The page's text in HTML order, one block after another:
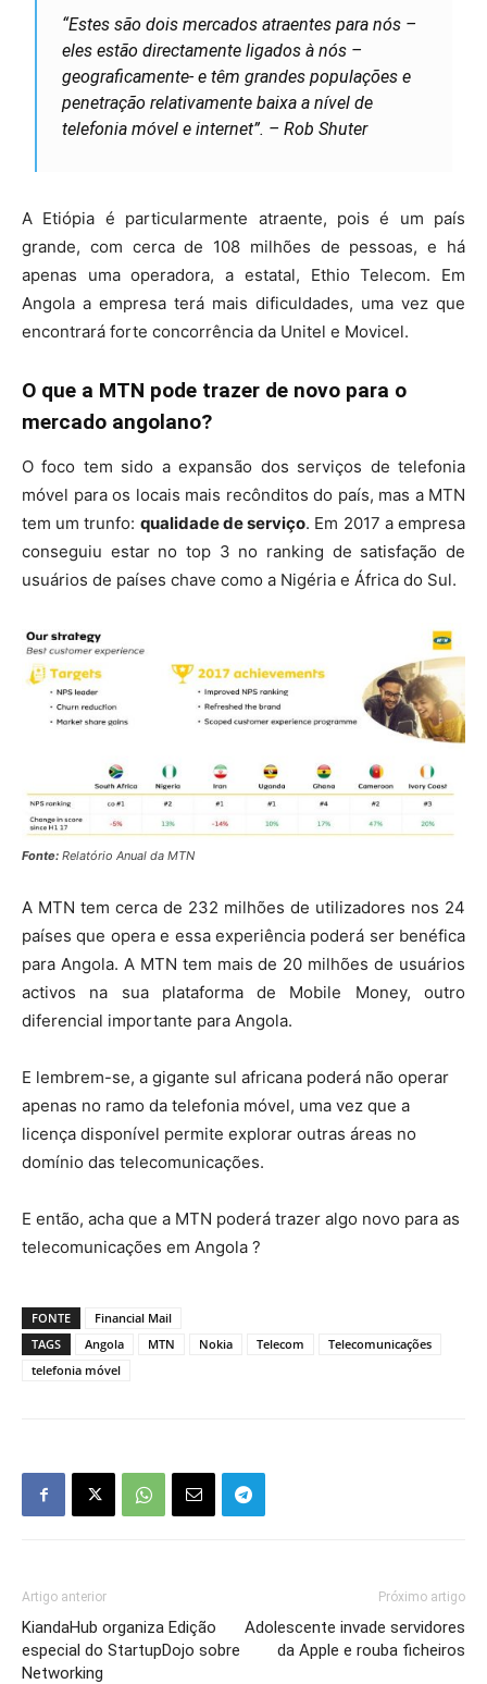
“Estes são dois mercados atraentes para nós –
eles estão directamente ligados à nós –
geograficamente- e têm grandes populações e
penetração relativamente baixa a nível de
telefonia móvel e internet”. – Rob Shuter
A Etiópia é particularmente atraente, pois é um país
grande, com cerca de 108 milhões de pessoas, e há
apenas uma operadora, a estatal, Ethio Telecom. Em
Angola a empresa terá mais dificuldades, uma vez que
encontrará forte concorrência da Unitel e Movicel.
O que a MTN pode trazer de novo para o
mercado angolano?
O foco tem sido a expansão dos serviços de telefonia
móvel para os locais mais recônditos do país, mas a MTN
tem um trunfo: qualidade de serviço. Em 2017 a empresa
conseguiu estar no top 3 no ranking de satisfação de
usuários de países chave como a Nigéria e África do Sul.
Fonte: Relatório Anual da MTN
A MTN tem cerca de 232 milhões de utilizadores nos 24
países que opera e essa experiência poderá ser benéfica
para Angola. A MTN tem mais de 20 milhões de usuários
activos na sua plataforma de Mobile Money, outro
diferencial importante para Angola.
E lembrem-se, a gigante sul africana poderá não operar
apenas no ramo da telefonia móvel, uma vez que a
licença disponível permite explorar outras áreas no
domínio das telecomunicações.
E então, acha que a MTN poderá trazer algo novo para as
telecomunicações em Angola ?
FONTE
Financial Mail
TAGS
Angola MTN Nokia Telecom
Telecomunicações
telefonia móvel
Artigo anterior
KiandaHub organiza Edição
especial do StartupDojo sobre
Networking
Próximo artigo
Adolescente invade servidores
da Apple e rouba ficheiros